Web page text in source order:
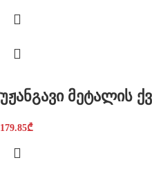
უჟანგავი მეტალის
179.85₾